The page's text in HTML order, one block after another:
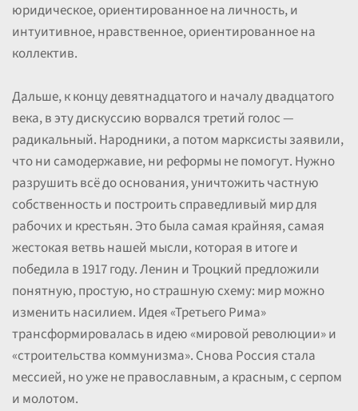
юридическое, ориентированное на личность, и
интуитивное, нравственное, ориентированное на
коллектив.
Дальше, к концу девятнадцатого и началу двадцатого
века, в эту дискуссию ворвался третий голос —
радикальный. Народники, а потом марксисты заявили,
что ни самодержавие, ни реформы не помогут. Нужно
разрушить всё до основания, уничтожить частную
собственность и построить справедливый мир для
рабочих и крестьян. Это была самая крайняя, самая
жестокая ветвь нашей мысли, которая в итоге и
победила в 1917 году. Ленин и Троцкий предложили
понятную, простую, но страшную схему: мир можно
изменить насилием. Идея «Третьего Рима»
трансформировалась в идею «мировой революции» и
«строительства коммунизма». Снова Россия стала
мессией, но уже не православным, а красным, с серпом
и молотом.